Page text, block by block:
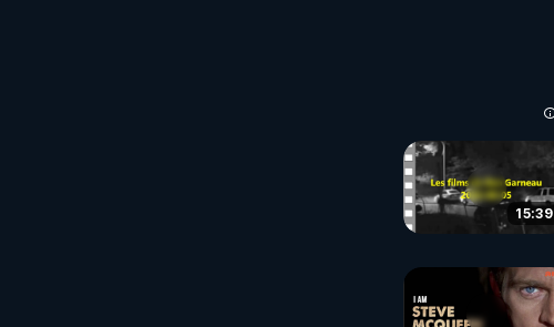
15:39